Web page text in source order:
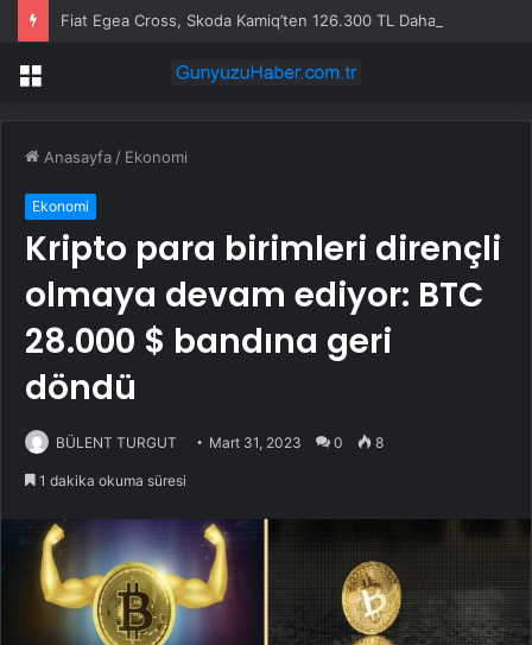
Fiat Egea Cross, Skoda Kamiq’ten 126.300 TL Daha Pahalı
Menü
Anasayfa / Ekonomi
Ekonomi
Kripto para birimleri dirençli
olmaya devam ediyor: BTC
28.000 $ bandına geri
döndü
BÜLENT TURGUT Mart 31, 2023 0 8
1 dakika okuma süresi